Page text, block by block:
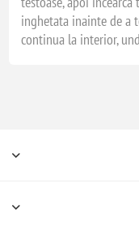
inghetata inainte de a
continua la interior,